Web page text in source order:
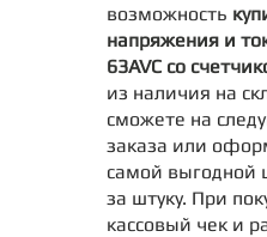
возможность
напряжения и
63AVC со
из наличия на
сможете на
заказа или
самой выгодной
за штуку. При
кассовый чек и